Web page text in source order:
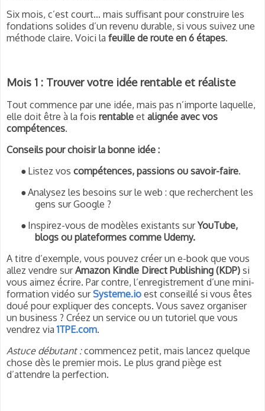
Six mois, c’est court… mais suffisant pour construire les
fondations solides d’un revenu durable, si vous suivez une
méthode claire. Voici la feuille de route en 6 étapes.
Mois 1 : Trouver votre idée rentable et réaliste
Tout commence par une idée, mais pas n’importe laquelle,
elle doit être à la fois rentable et alignée avec vos
compétences.
Conseils pour choisir la bonne idée :
● Listez vos compétences, passions ou savoir-faire.
●Analysez les besoins sur le web : que recherchent les
gens sur Google ?
● Inspirez-vous de modèles existants surYouTube,
blogs ou plateformes comme Udemy.
A titre d’exemple, vous pouvez créer un e-book que vous
allez vendre surAmazon Kindle Direct Publishing (KDP) si
vous aimez écrire. Par contre, l’enregistrement d’une mini-
formation vidéo surSysteme.io est conseillé si vous êtes
doué pour expliquer des concepts. Vous savez organiser
un business ? Créez un service ou un tutoriel que vous
vendrez via1TPE.com.
Astuce débutant :commencez petit, mais lancez quelque
chose dès le premier mois. Le plus grand piège est
d’attendre la perfection.